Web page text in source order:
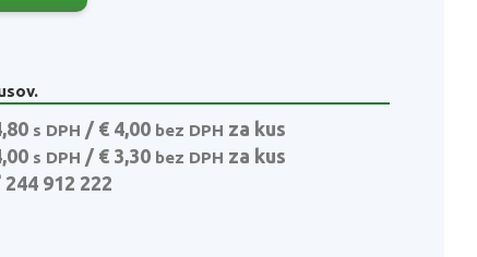
s DPH / € 4,00 bez DPH za kus
s DPH / € 3,30 bez DPH za kus
244 912 222